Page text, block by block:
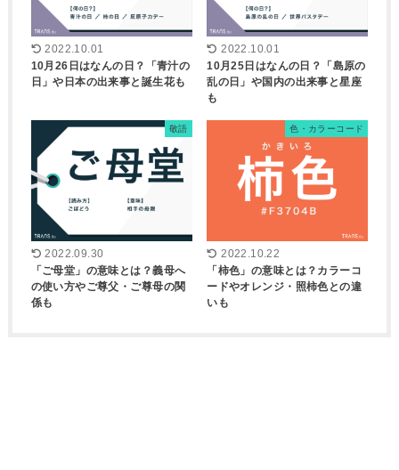
2022.10.01
10月26日はなんの日？「青汁の
日」や日本の出来事と誕生花も
2022.10.01
10月25日はなんの日？「島原の
乱の日」や国内の出来事と星座
も
敬語
2022.09.30
「ご母堂」の意味とは？義母へ
の使い方やご尊父・ご尊母の関
係も
色・カラーコード
2022.10.22
「柿色」の意味とは？カラーコ
ードやオレンジ・照柿色との違
いも